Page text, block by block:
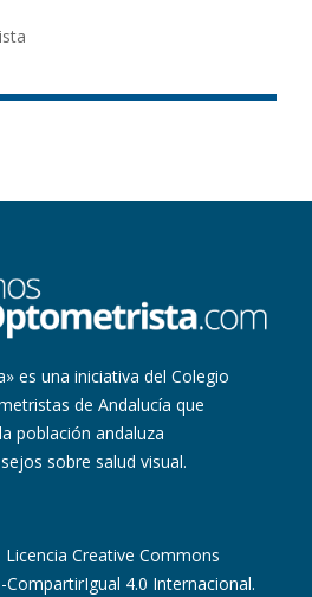
es una iniciativa del Colegio
de Andalucía que
población andaluza
sobre salud visual.
Licencia Creative Commons
4.0 Internacional.